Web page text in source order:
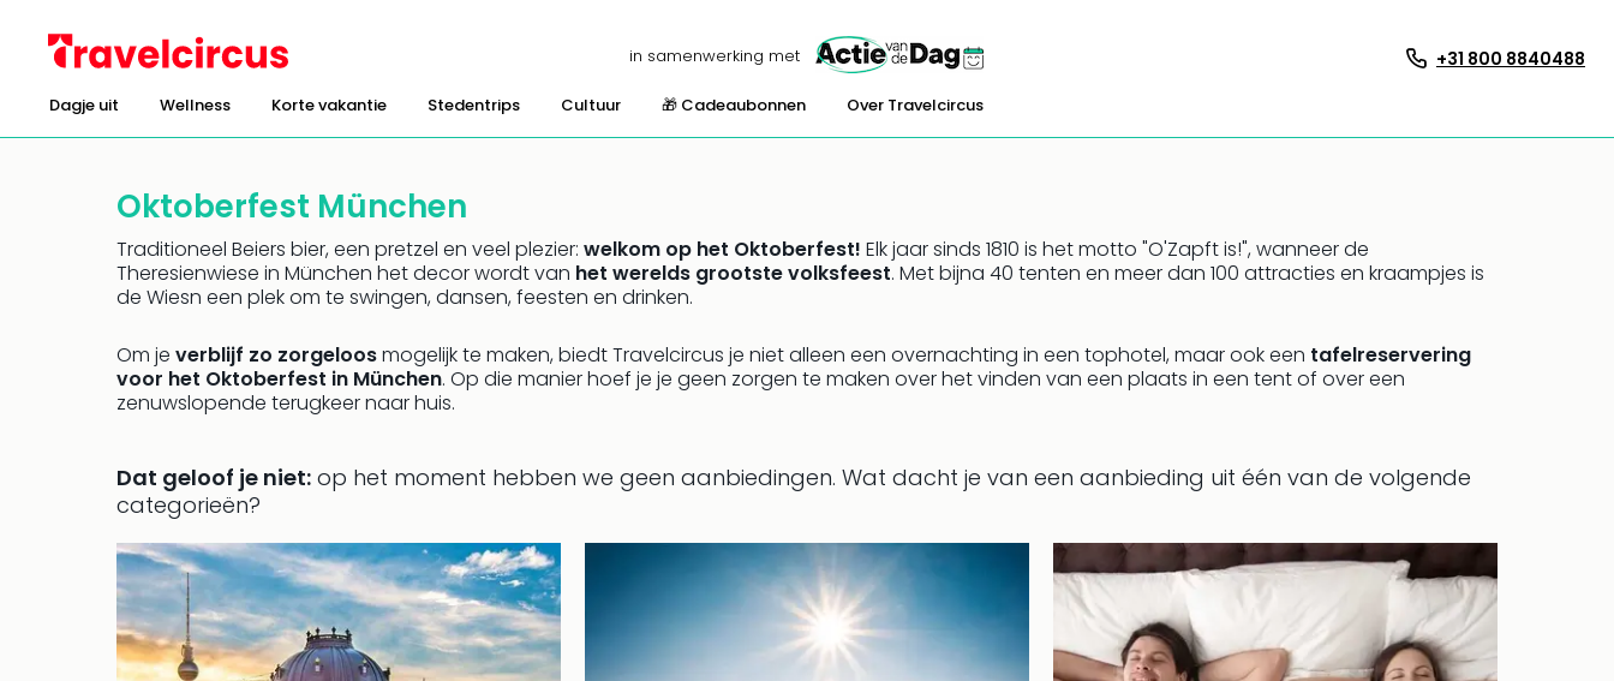
in samenwerking met +31 800 8840488
Dagje uit Wellness Korte vakantie Stedentrips Cultuur 🎁 Cadeaubonnen Over Travelcircus
Oktoberfest München
Traditioneel Beiers bier, een pretzel en veel plezier: welkom op het Oktoberfest! Elk jaar sinds 1810 is het motto "O'Zapft is!", wanneer de
Theresienwiese in München het decor wordt van het werelds grootste volksfeest. Met bijna 40 tenten en meer dan 100 attracties en kraampjes is
de Wiesn een plek om te swingen, dansen, feesten en drinken.
Om je verblijf zo zorgeloosmogelijk te maken, biedt Travelcircus je niet alleen een overnachting in een tophotel, maar ook een tafelreservering
voor het Oktoberfest in München. Op die manier hoef je je geen zorgen te maken over het vinden van een plaats in een tent of over een
zenuwslopende terugkeer naar huis.
Dat geloof je niet: op het moment hebben we geen aanbiedingen. Wat dacht je van een aanbieding uit één van de volgende
categorieën?